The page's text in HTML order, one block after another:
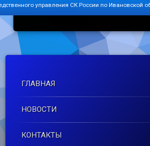
управления СК России по Ивановской
ГЛАВНАЯ
НОВОСТИ
КОНТАКТЫ